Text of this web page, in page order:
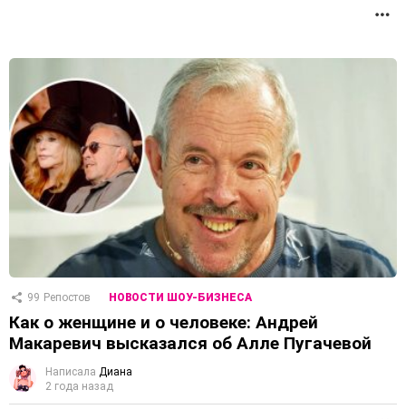
99 Репостов НОВОСТИ ШОУ-БИЗНЕСА
Как о женщине и о человеке: Андрей
Макаревич высказался об Алле Пугачевой
Написала Диана
2 года назад